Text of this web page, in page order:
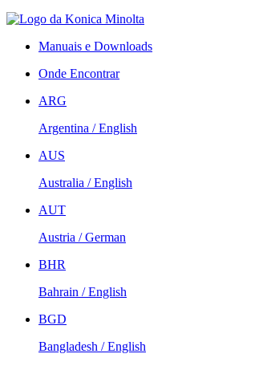
Manuais e Downloads
Onde Encontrar
ARG
Argentina / English
AUS
Australia / English
AUT
Austria / German
BHR
Bahrain / English
BGD
Bangladesh / English